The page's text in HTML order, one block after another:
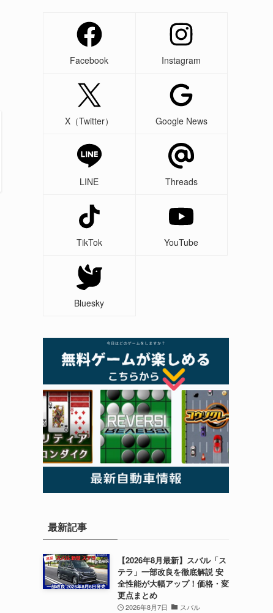
Facebook Instagram
X（Twitter） Google News
LINE Threads
TikTok YouTube
Bluesky
最新記事
【2026年8月最新】スバル「ス
テラ」一部改良を徹底解説 安
全性能が大幅アップ！価格・変
更点まとめ
2026年8月7日 スバル